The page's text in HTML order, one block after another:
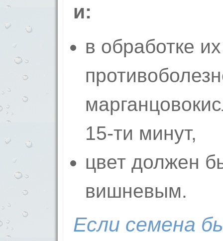
и:
в обработке
15-ти минут,
цвет должен
вишневым.
Если семена